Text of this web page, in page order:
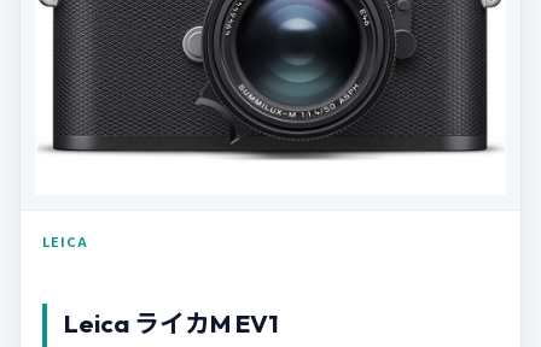
LEICA
Leica ライカM EV1